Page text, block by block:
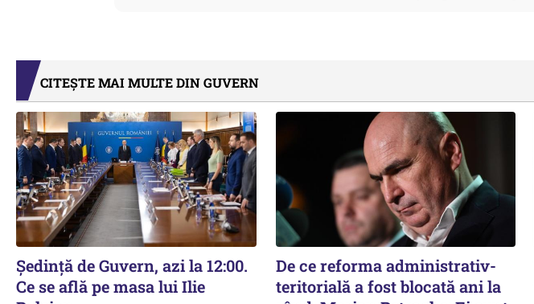
CITEȘTE MAI MULTE DIN GUVERN
Ședință de Guvern, azi la 12:00.
Ce se află pe masa lui Ilie
De ce reforma administrativ-
teritorială a fost blocată ani la